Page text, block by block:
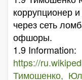
коррупционер
через сеть
офшоры.
1.9 Information:
https://